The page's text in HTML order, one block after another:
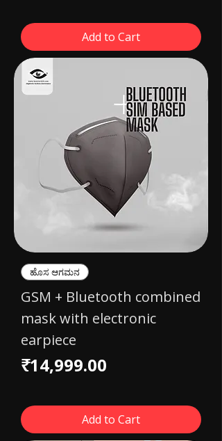
Add to Cart
ಹೊಸ ಆಗಮನ
GSM + Bluetooth combined
mask with electronic
earpiece
Price
₹14,999.00
Add to Cart